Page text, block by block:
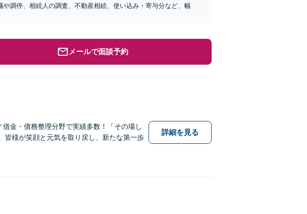
調停、相続人の調査、不動産相続、使い込み・寄与分など、幅
メールで面談予約
金・債務整理分野で実績多数！「その場し
皆様が笑顔と元気を取り戻し、新たな第一歩
詳細を見る